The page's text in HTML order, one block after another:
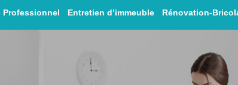
Professionnel Entretien d’immeuble Rénovation-